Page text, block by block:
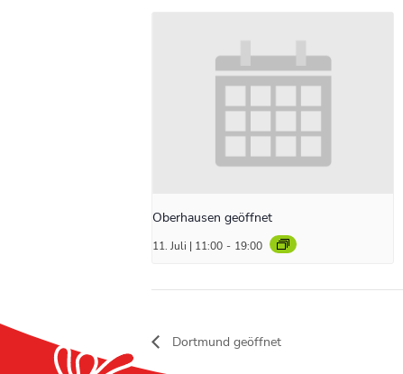
Oberhausen geöffnet
11. Juli | 11:00 - 19:00
Dortmund geöffnet